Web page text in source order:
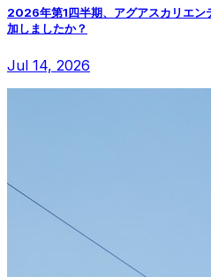
2026年第1四半期、アグアスカリエン
加しましたか？
Jul 14, 2026